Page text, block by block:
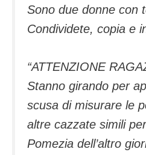
Sono due donne con
Condividete, copia e
“ATTENZIONE
Stanno girando per
scusa di misurare le
altre cazzate simili
Pomezia dell’altro